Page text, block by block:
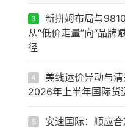
3
新拼姆布局与
从“低价走量”向“品牌
径
4
美线运价异动与清
2026年上半年国际货
5
安速国际：顺应